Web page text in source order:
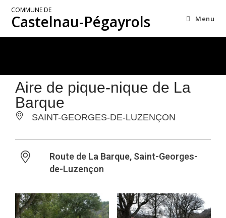
COMMUNE DE
Castelnau-Pégayrols Menu
Aire de pique-nique de La
Barque
SAINT-GEORGES-DE-LUZENÇON
Route de La Barque, Saint-Georges-
de-Luzençon